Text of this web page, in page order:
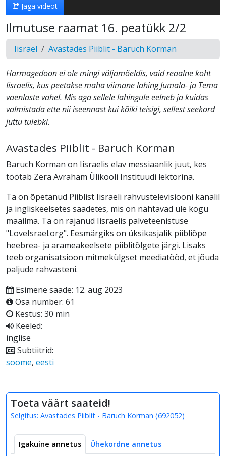
Jaga videot
Ilmutuse raamat 16. peatükk 2/2
Iisrael Avastades Piiblit - Baruch Korman
Harmagedoon ei ole mingi väljamõeldis, vaid reaalne koht
Iisraelis, kus peetakse maha viimane lahing Jumala- ja Tema
vaenlaste vahel. Mis aga sellele lahingule eelneb ja kuidas
valmistada ette nii iseennast kui kõiki teisigi, sellest seekord
juttu tulebki.
Avastades Piiblit - Baruch Korman
Baruch Korman on Iisraelis elav messiaanlik juut, kes
töötab Zera Avraham Ülikooli Instituudi lektorina.
Ta on õpetanud Piiblist Iisraeli rahvustelevisiooni kanalil
ja ingliskeelsetes saadetes, mis on nähtavad üle kogu
maailma. Ta on rajanud Iisraelis palveteenistuse
"LoveIsrael.org". Eesmärgiks on üksikasjalik piibliõpe
heebrea- ja arameakeelsete piiblitõlgete järgi. Lisaks
teeb organisatsioon mitmekülgset meediatööd, et jõuda
paljude rahvasteni.
Esimene saade: 12. aug 2023
Osa number: 61
Kestus: 30 min
Keeled:
inglise
Subtiitrid:
soome, eesti
Toeta väärt saateid!
Selgitus: Avastades Piiblit - Baruch Korman (692052)
Igakuine annetus Ühekordne annetus